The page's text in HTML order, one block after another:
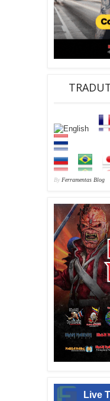
By Ferramentas Blog
Live